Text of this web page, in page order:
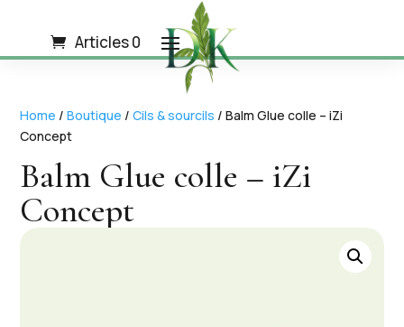
Articles 0
Home /Boutique /Cils & sourcils / Balm Glue colle – iZi
Concept
Balm Glue colle – iZi
Concept